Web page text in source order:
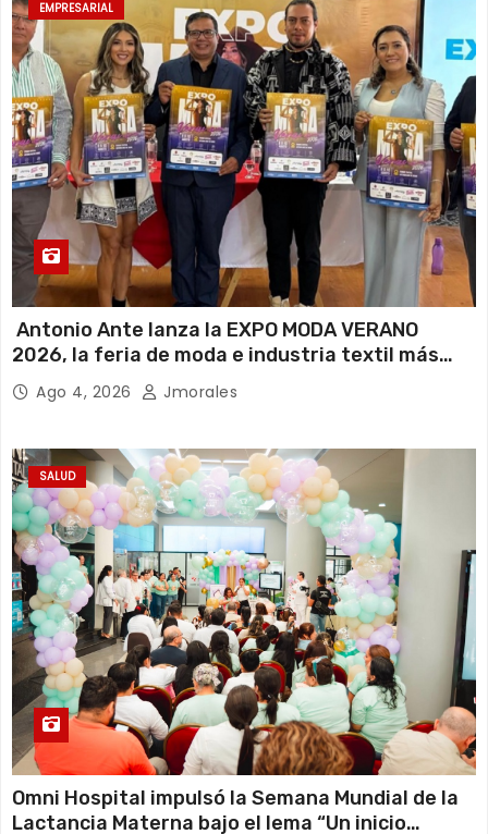
EMPRESARIAL
Antonio Ante lanza la EXPO MODA VERANO
2026, la feria de moda e industria textil más
importante del Ecuador
Ago 4, 2026 Jmorales
SALUD
Omni Hospital impulsó la Semana Mundial de la
Lactancia Materna bajo el lema “Un inicio